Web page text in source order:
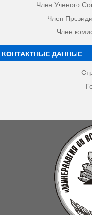
Член Ученого
Член
Член
КОНТАКТНЫЕ ДАННЫЕ